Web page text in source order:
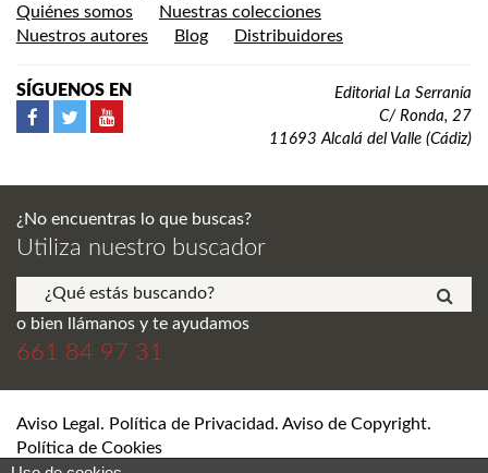
Quiénes somos
Nuestras colecciones
Nuestros autores
Blog Distribuidores
SÍGUENOS EN
Editorial La Serranía
C/ Ronda, 27
11693 Alcalá del Valle (Cádiz)
¿No encuentras lo que buscas?
Utiliza nuestro buscador
o bien llámanos y te ayudamos
661 84 97 31
Aviso Legal. Política de Privacidad. Aviso de Copyright.
Política de Cookies